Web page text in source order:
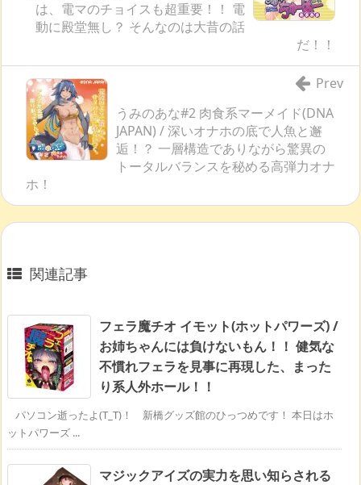
は、電マのチョイスも超重要！！ 電
動に殿堂無し？ そんなのは大昔の話
だ！！
うみのあな#2 肉食系マーメイド(DNA
JAPAN) / 深いオナホの底で人魚と邂
逅！？ 一層構造でありながら驚異の
トータルバランスを秘める高弾力オナ
ホ！
Prev
関連記事
フェラ魔チオ イモット(ホットパワーズ) /
お姉ちゃんには負けないもん！！ 健気な
不慣れフェラを見事に再現した、まった
り系人外ホール！！
パソコン逝ったよ(T_T)！ 新橋グッズ館のひっつめです！ 本日はホ
ットパワーズ ...
マジックアイズの実力を思い知らされる